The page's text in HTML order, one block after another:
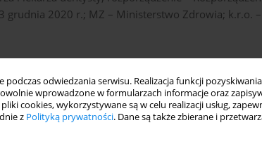
podczas odwiedzania serwisu. Realizacja funkcji
wprowadzone w formularzach informacje oraz
cookies, wykorzystywane są w celu realizacji usług,
z Polityką prywatności. Dane są także zbierane i
grudnia 2020 r.; MZ – Ministerstwo Zdrowia; k.r.o. –
prawnej. Med Og Nauk Zdr. 2023; 29(3):